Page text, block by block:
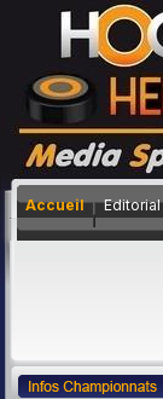
Accueil Editorial